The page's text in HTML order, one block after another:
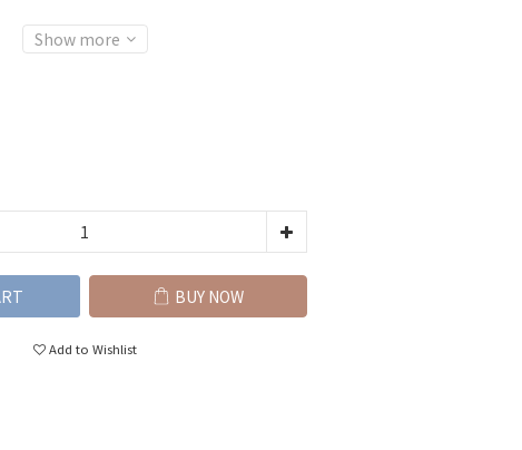
Show more
BUY NOW
Add to Wishlist